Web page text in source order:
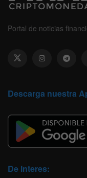
Portal de noticias
Descarga nuestra
De Interes: